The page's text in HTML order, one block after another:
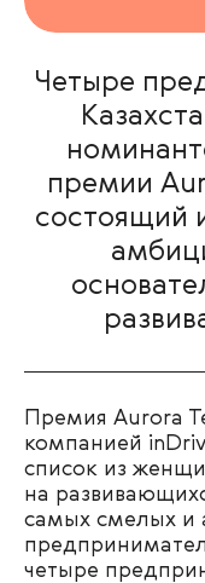
Четыре
премии
состоящий
Премия Aurora
компанией
список из
на
самых смелых и
четыре